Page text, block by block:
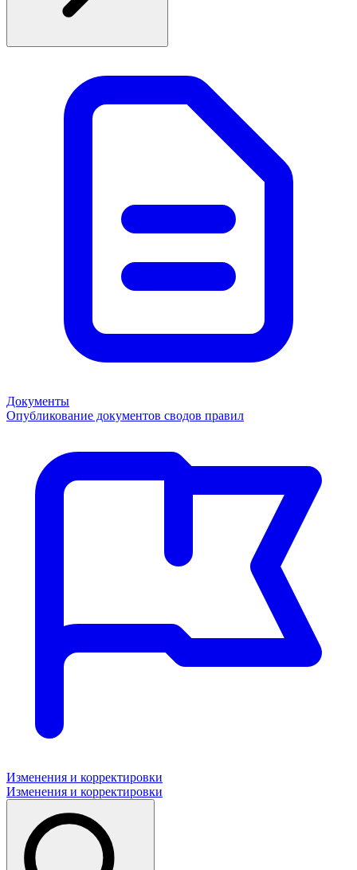
Документы
Опубликование документов сводов правил
Изменения и корректировки
Изменения и корректировки